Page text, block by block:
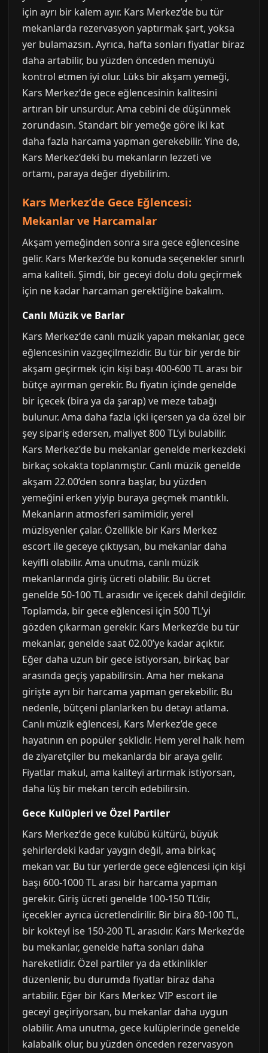
için ayrı bir kalem ayır. Kars Merkez’de bu tür
mekanlarda rezervasyon yaptırmak şart, yoksa
yer bulamazsın. Ayrıca, hafta sonları fiyatlar biraz
daha artabilir, bu yüzden önceden menüyü
kontrol etmen iyi olur. Lüks bir akşam yemeği,
Kars Merkez’de gece eğlencesinin kalitesini
artıran bir unsurdur. Ama cebini de düşünmek
zorundasın. Standart bir yemeğe göre iki kat
daha fazla harcama yapman gerekebilir. Yine de,
Kars Merkez’deki bu mekanların lezzeti ve
ortamı, paraya değer diyebilirim.
Kars Merkez’de Gece Eğlencesi:
Mekanlar ve Harcamalar
Akşam yemeğinden sonra sıra gece eğlencesine
gelir. Kars Merkez’de bu konuda seçenekler sınırlı
ama kaliteli. Şimdi, bir geceyi dolu dolu geçirmek
için ne kadar harcaman gerektiğine bakalım.
Canlı Müzik ve Barlar
Kars Merkez’de canlı müzik yapan mekanlar, gece
eğlencesinin vazgeçilmezidir. Bu tür bir yerde bir
akşam geçirmek için kişi başı 400-600 TL arası bir
bütçe ayırman gerekir. Bu fiyatın içinde genelde
bir içecek (bira ya da şarap) ve meze tabağı
bulunur. Ama daha fazla içki içersen ya da özel bir
şey sipariş edersen, maliyet 800 TL’yi bulabilir.
Kars Merkez’de bu mekanlar genelde merkezdeki
birkaç sokakta toplanmıştır. Canlı müzik genelde
akşam 22.00’den sonra başlar, bu yüzden
yemeğini erken yiyip buraya geçmek mantıklı.
Mekanların atmosferi samimidir, yerel
müzisyenler çalar. Özellikle bir Kars Merkez
escort ile geceye çıktıysan, bu mekanlar daha
keyifli olabilir. Ama unutma, canlı müzik
mekanlarında giriş ücreti olabilir. Bu ücret
genelde 50-100 TL arasıdır ve içecek dahil değildir.
Toplamda, bir gece eğlencesi için 500 TL’yi
gözden çıkarman gerekir. Kars Merkez’de bu tür
mekanlar, genelde saat 02.00’ye kadar açıktır.
Eğer daha uzun bir gece istiyorsan, birkaç bar
arasında geçiş yapabilirsin. Ama her mekana
girişte ayrı bir harcama yapman gerekebilir. Bu
nedenle, bütçeni planlarken bu detayı atlama.
Canlı müzik eğlencesi, Kars Merkez’de gece
hayatının en popüler şeklidir. Hem yerel halk hem
de ziyaretçiler bu mekanlarda bir araya gelir.
Fiyatlar makul, ama kaliteyi artırmak istiyorsan,
daha lüş bir mekan tercih edebilirsin.
Gece Kulüpleri ve Özel Partiler
Kars Merkez’de gece kulübü kültürü, büyük
şehirlerdeki kadar yaygın değil, ama birkaç
mekan var. Bu tür yerlerde gece eğlencesi için kişi
başı 600-1000 TL arası bir harcama yapman
gerekir. Giriş ücreti genelde 100-150 TL’dir,
içecekler ayrıca ücretlendirilir. Bir bira 80-100 TL,
bir kokteyl ise 150-200 TL arasıdır. Kars Merkez’de
bu mekanlar, genelde hafta sonları daha
hareketlidir. Özel partiler ya da etkinlikler
düzenlenir, bu durumda fiyatlar biraz daha
artabilir. Eğer bir Kars Merkez VIP escort ile
geceyi geçiriyorsan, bu mekanlar daha uygun
olabilir. Ama unutma, gece kulüplerinde genelde
kalabalık olur, bu yüzden önceden rezervasyon